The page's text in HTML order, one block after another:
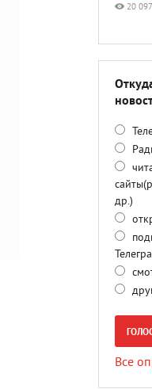
20 097
др.)
Все